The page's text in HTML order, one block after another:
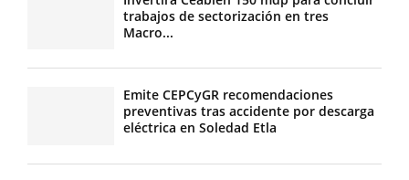
trabajos de sectorización en tres
Macro...
Emite CEPCyGR recomendaciones
preventivas tras accidente por descarga
eléctrica en Soledad Etla